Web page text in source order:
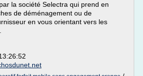
la société Selectra qui prend en
de déménagement ou de
en vous orientant vers les